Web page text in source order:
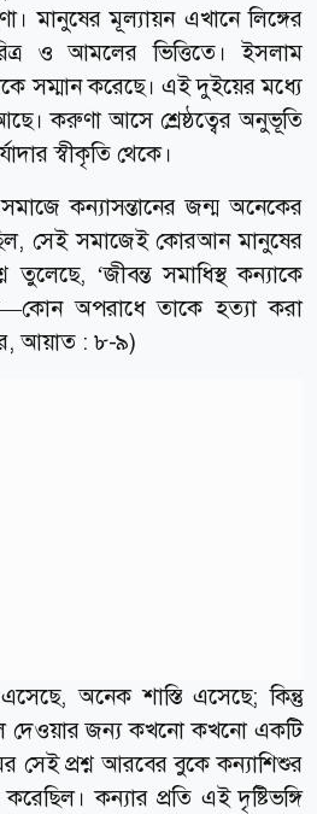
মানুষের মূল্যায়ন এখানে লিঙ্গের
ও আমলের ভিত্তিতে। ইসলাম
সম্মান করেছে। এই দুইয়ের মধ্যে
করুণা আসে শ্রেষ্ঠত্বের অনুভূতি
স্বীকৃতি থেকে।
কন্যাসন্তানের জন্ম অনেকের
সেই সমাজেই কোরআন মানুষের
তুলেছে, ‘জীবন্ত সমাধিস্থ কন্যাকে
অপরাধে তাকে হত্যা করা
আয়াত : ৮-৯)
অনেক শাস্তি এসেছে; কিন্তু
দেওয়ার জন্য কখনো কখনো একটি
সেই প্রশ্ন আরবের বুকে কন্যাশিশুর
কন্যার প্রতি এই দৃষ্টিভঙ্গি